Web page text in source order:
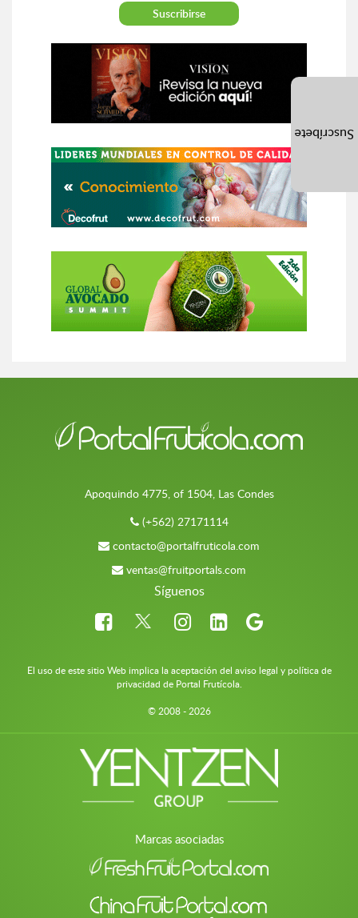
Apoquindo 4775, of 1504, Las Condes
(+562) 27171114
contacto@portalfruticola.com
ventas@fruitportals.com
Síguenos
El uso de este sitio Web implica la aceptación del aviso legal y política de
privacidad de Portal Frutícola.
© 2008 - 2026
Marcas asociadas
Suscríbete